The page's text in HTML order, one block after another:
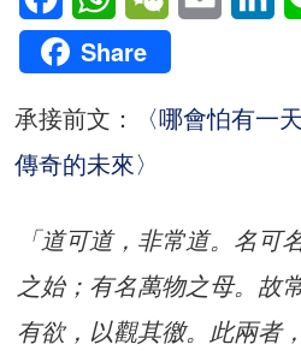
Share
承接前文：
〈哪會怕有一
傳奇的未來〉
「道可道，非常道。名可
之始；有名萬物之母。故
有欲，以觀其徼。此兩者